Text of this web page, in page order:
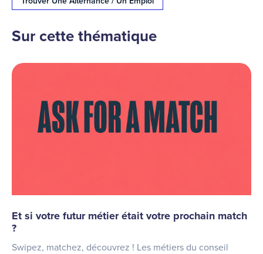
Sur cette thématique
Et si votre futur métier était votre prochain match
?
Swipez, matchez, découvrez ! Les métiers du conseil